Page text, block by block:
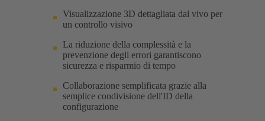
Visualizzazione 3D dettagliata dal vivo per
un controllo visivo
La riduzione della complessità e la
prevenzione degli errori garantiscono
sicurezza e risparmio di tempo
Collaborazione semplificata grazie alla
semplice condivisione dell'ID della
configurazione